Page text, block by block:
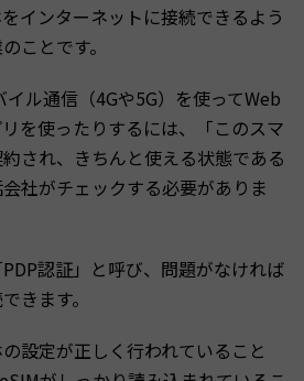
インターネットに接続できるよう
ことです。
ル通信（4Gや5G）を使ってWeb
を使ったりするには、「このスマ
され、きちんと使える状態である
社がチェックする必要がありま
認証」と呼び、問題がなければ
きます。
設定が正しく行われていること